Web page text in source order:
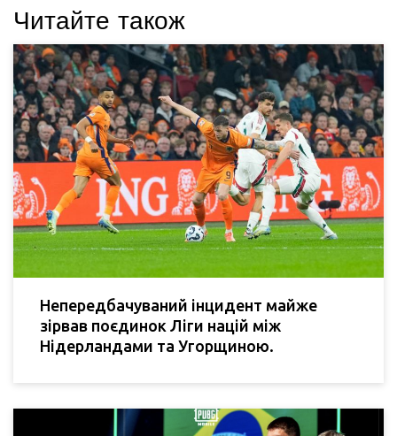
Читайте також
Непередбачуваний інцидент майже
зірвав поєдинок Ліги націй між
Нідерландами та Угорщиною.